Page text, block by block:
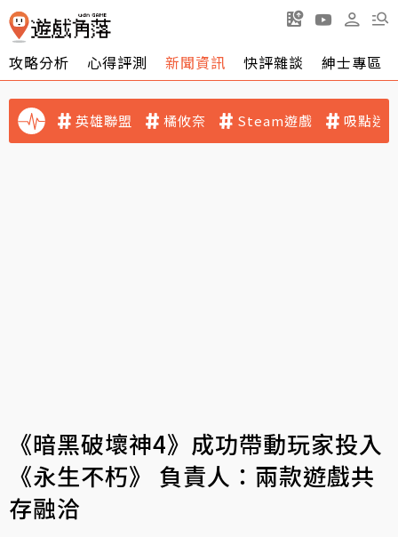
攻略分析 心得評測 新聞資訊 快評雜談 紳士專區
英雄聯盟 橘攸奈 Steam遊戲 吸點迷
《暗黑破壞神4》成功帶動玩家投入
《永生不朽》 負責人：兩款遊戲共
存融洽